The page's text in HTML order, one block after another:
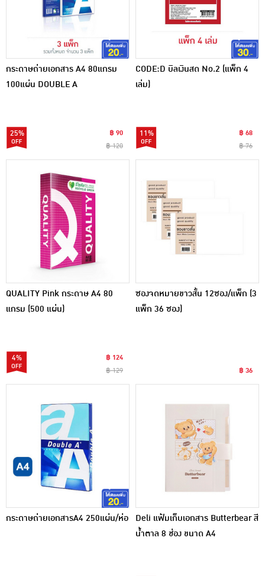
กระดาษถ่ายเอกสาร A4 80แกรม
100แผ่น DOUBLE A
25%
฿ 90
฿ 120
CODE:D บิลเงินสด No.2 (แพ็ก 4
เล่ม)
11%
฿ 68
฿ 76
QUALITY Pink กระดาษ A4 80
แกรม (500 แผ่น)
4%
฿ 124
฿ 129
ซองจดหมายขาวสั้น 12ซอง/แพ็ก (3
แพ็ก 36 ซอง)
฿ 36
กระดาษถ่ายเอกสารA4 250แผ่น/ห่อ
Deli แฟ้มเก็บเอกสาร Butterbear สี
น้ำตาล 8 ช่อง ขนาด A4